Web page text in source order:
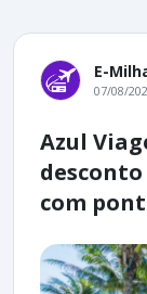
E-
07/08/
Azul
com